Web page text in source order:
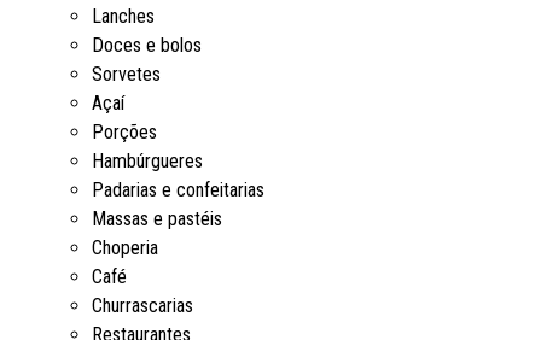
Lanches
Doces e bolos
Sorvetes
Açaí
Porções
Hambúrgueres
Padarias e confeitarias
Massas e pastéis
Choperia
Café
Churrascarias
Restaurantes